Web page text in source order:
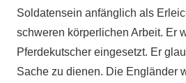
Soldatensein anfänglich als
schweren körperlichen Arbeit. Er
Pferdekutscher eingesetzt. Er
Sache zu dienen. Die Engländer